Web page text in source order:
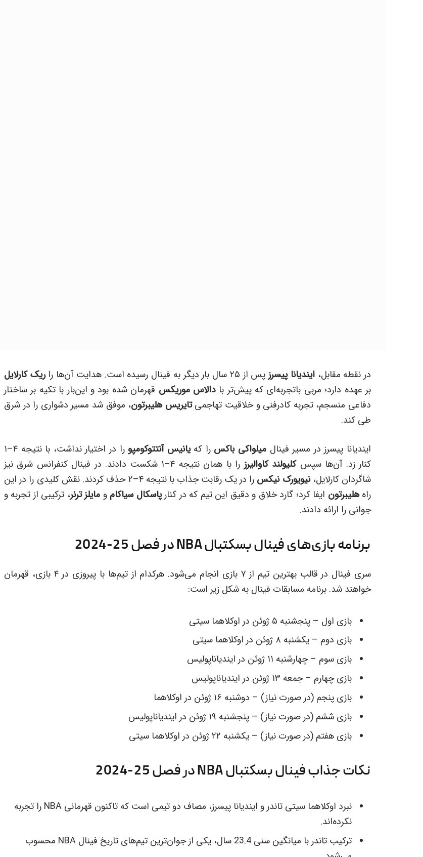
در نقطه مقابل،ایندیانا پیسرزپس از ۲۵ سال بار دیگر به فینال رسیده است. هدایت آن‌ها را
ریک کارلایل
بر عهده دارد؛ مربی باتجربه‌ای که پیش‌تر بادالاس موریکس قهرمان شده بود و این‌بار با تکیه بر ساختار
دفاعی منسجم، تجربه کادرفنی و خلاقیت تهاجمیتایریس هلیبرتون، موفق شد مسیر دشواری را در شرق
طی کند.
ایندیانا پیسرز در مسیر فینال میلواکی باکس را کهیانیس آنتتوکومپو
را در اختیار نداشت، با نتیجه ۴–۱
کنار زد. آن‌ها سپسکلیولند کاوالیرز
را با همان نتیجه ۴–۱ شکست دادند. در فینال کنفرانس شرق نیز
شاگردان کارلایل،نیویورک نیکس
را در یک رقابت جذاب با نتیجه ۴–۲ حذف کردند. نقش کلیدی را در این
راههلیبرتون ایفا کرد؛ گارد خلاق و دقیق این تیم که در کنارپاسکال سیاکام و مایلز ترنر، ترکیبی از تجربه و
جوانی را ارائه دادند.
برنامه بازی‌های فینال بسکتبال NBA در فصل 25-2024
سری فینال در قالب بهترین تیم از ۷ بازی انجام می‌شود. هرکدام از تیم‌ها با پیروزی در ۴ بازی، قهرمان
خواهند شد. برنامه مسابقات فینال به شکل زیر است:
بازی اول – پنجشنبه ۵ ژوئن در اوکلاهما سیتی
بازی دوم – یکشنبه ۸ ژوئن در اوکلاهما سیتی
بازی سوم – چهارشنبه ۱۱ ژوئن در ایندیاناپولیس
بازی چهارم – جمعه ۱۳ ژوئن در ایندیاناپولیس
بازی پنجم (در صورت نیاز) – دوشنبه ۱۶ ژوئن در اوکلاهما
بازی ششم (در صورت نیاز) – پنجشنبه ۱۹ ژوئن در ایندیاناپولیس
بازی هفتم (در صورت نیاز) – یکشنبه ۲۲ ژوئن در اوکلاهما سیتی
نکات جذاب فینال بسکتبال NBA در فصل 25-2024
نبرد اوکلاهما سیتی تاندر و ایندیانا پیسرز، مصاف دو تیمی است که تاکنون قهرمانی NBA را تجربه
نکرده‌اند.
ترکیب تاندر با میانگین سنی 23.4 سال، یکی از جوان‌ترین تیم‌های تاریخ فینال NBA محسوب